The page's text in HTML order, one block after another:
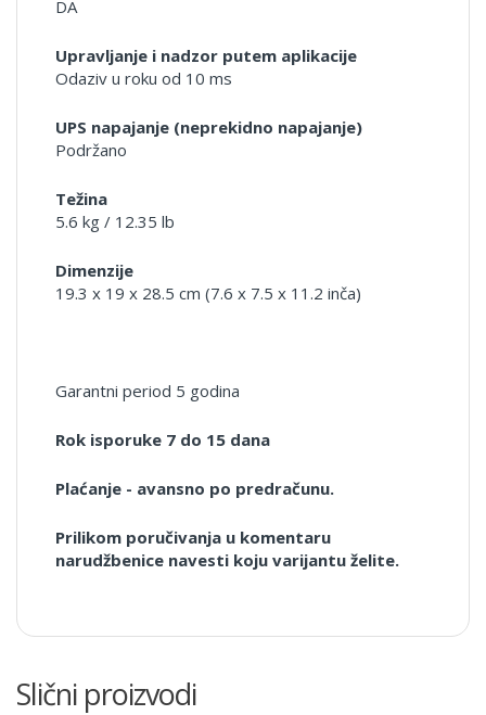
DA
Upravljanje i nadzor putem aplikacije
Odaziv u roku od 10 ms
UPS napajanje (neprekidno napajanje)
Podržano
Težina
5.6 kg / 12.35 lb
Dimenzije
19.3 x 19 x 28.5 cm (7.6 x 7.5 x 11.2 inča)
Garantni period 5 godina
Rok isporuke 7 do 15 dana
Plaćanje - avansno po predračunu.
Prilikom poručivanja u komentaru
narudžbenice navesti koju varijantu želite.
Slični proizvodi